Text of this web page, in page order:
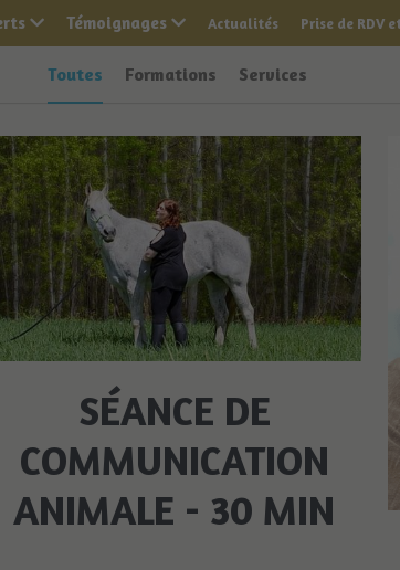
Témoignages Actualités Prise de RDV
Toutes Formations Services
SÉANCE DE
COMMUNICATION
ANIMALE - 30 MIN